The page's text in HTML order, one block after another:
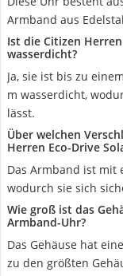
Armband aus
Ist die Citizen
wasserdicht?
Ja, sie ist bis zu
m wasserdicht,
lässt.
Über welchen
Herren Eco-Drive
Das Armband ist mit
wodurch sie sich
Wie groß ist das
Armband-Uhr?
Das Gehäuse hat
zu den größten